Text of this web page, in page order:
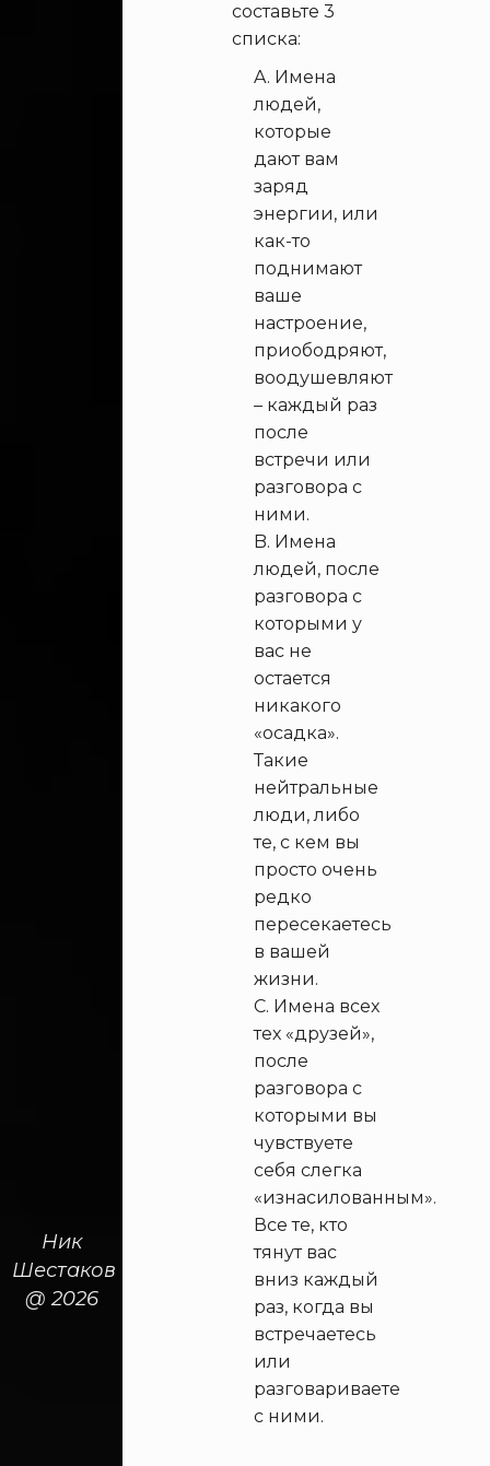
Ник
Шестаков
@ 2026
составьте 3
списка:
Имена
людей,
которые
дают вам
заряд
энергии, или
как-то
поднимают
ваше
настроение,
приободряют,
воодушевляют
– каждый раз
после
встречи или
разговора с
ними.
Имена
людей, после
разговора с
которыми у
вас не
остается
никакого
«осадка».
Такие
нейтральные
люди, либо
те, с кем вы
просто очень
редко
пересекаетесь
в вашей
жизни.
Имена всех
тех «друзей»,
после
разговора с
которыми вы
чувствуете
себя слегка
«изнасилованным».
Все те, кто
тянут вас
вниз каждый
раз, когда вы
встречаетесь
или
разговариваете
с ними.